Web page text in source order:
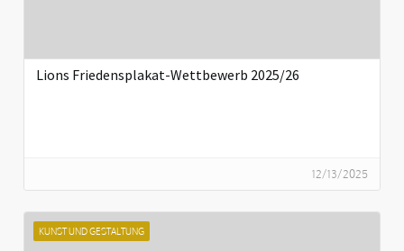
Lions Friedensplakat-Wettbewerb 2025/26
12/13/2025
KUNST UND GESTALTUNG